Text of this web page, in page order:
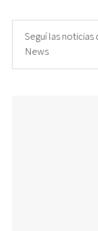
Seguí las
News